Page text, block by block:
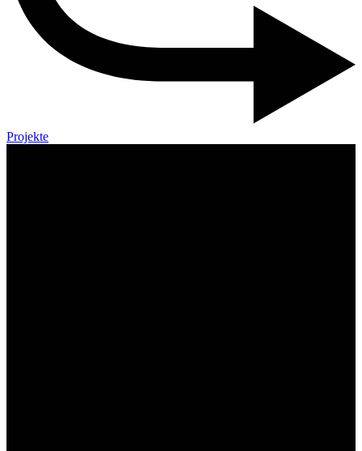
Projekte